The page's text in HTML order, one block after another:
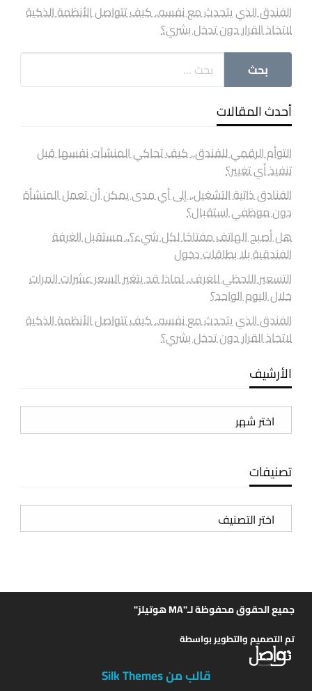
الفندق الذي يتحدث مع نفسه.. كيف تتواصل الأنظمة الذكية
لاتخاذ القرار دون تدخل بشري؟
أحدث المقالات
التوأم الرقمي للفندق.. كيف تحاكي المنشآت نفسها قبل
تنفيذ أي تغيير؟
الفنادق ذاتية التشغيل.. إلى أي مدى يمكن أن تعمل المنشأة
دون موظفي استقبال؟
هل أصبح الهاتف مفتاحًا لكل شيء؟.. مستقبل الغرفة
الفندقية بلا بطاقات دخول
التسعير اللحظي للغرف.. لماذا قد يتغير السعر عشرات المرات
خلال اليوم الواحد؟
الفندق الذي يتحدث مع نفسه.. كيف تتواصل الأنظمة الذكية
لاتخاذ القرار دون تدخل بشري؟
الأرشيف
الأرشيف
تصنيفات
تصنيفات
جميع الحقوق محفوظة لـ"MA هوتيلز"
تم التصميم والتطوير بواسطة
قالب من Silk Themes